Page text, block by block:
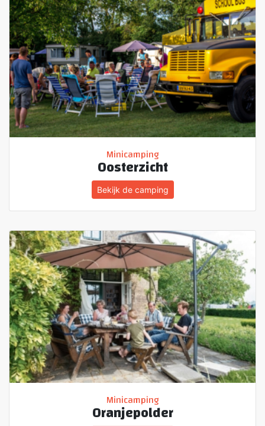
Minicamping
Oosterzicht
Bekijk de camping
Minicamping
Oranjepolder